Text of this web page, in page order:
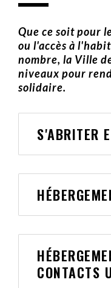
Que ce soit pour
ou l'accès à
nombre, la Ville
niveaux pour
solidaire.
S'ABRITER
CONTACTS